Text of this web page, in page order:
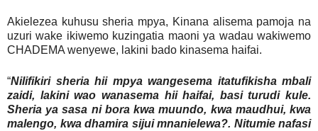
Akielezea kuhusu sheria mpya, Kinana alisema pamoja na
uzuri wake ikiwemo kuzingatia maoni ya wadau wakiwemo
CHADEMA wenyewe, lakini bado kinasema haifai.
“Nilifikiri sheria hii mpya wangesema itatufikisha mbali
zaidi, lakini wao wanasema hii haifai, basi turudi kule.
Sheria ya sasa ni bora kwa muundo, kwa maudhui, kwa
malengo, kwa dhamira sijui mnanielewa?. Nitumie nafasi